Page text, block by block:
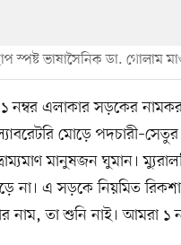
স্পষ্ট ভাষাসৈনিক ডা. গোলাম
১ নম্বর এলাকার সড়কের
মোড়ে
মানুষজন ঘুমান।
না। এ সড়কে নিয়মিত
নাম, তা শুনি নাই। আমরা ১